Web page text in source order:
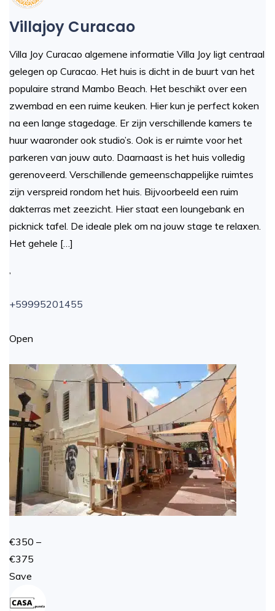
Villajoy Curacao
Villa Joy Curacao algemene informatie Villa Joy ligt centraal
gelegen op Curacao. Het huis is dicht in de buurt van het
populaire strand Mambo Beach. Het beschikt over een
zwembad en een ruime keuken. Hier kun je perfect koken
na een lange stagedage. Er zijn verschillende kamers te
huur waaronder ook studio’s. Ook is er ruimte voor het
parkeren van jouw auto. Daarnaast is het huis volledig
gerenoveerd. Verschillende gemeenschappelijke ruimtes
zijn verspreid rondom het huis. Bijvoorbeeld een ruim
dakterras met zeezicht. Hier staat een loungebank en
picknick tafel. De ideale plek om na jouw stage te relaxen.
Het gehele […]
+59995201455
Open
€350 –
€375
Save